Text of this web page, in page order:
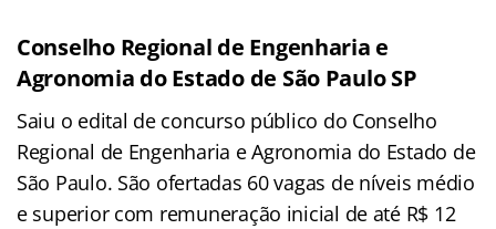
Conselho Regional de Engenharia e
Agronomia do Estado de São Paulo SP
Saiu o edital de concurso público do Conselho
Regional de Engenharia e Agronomia do Estado de
São Paulo. São ofertadas 60 vagas de níveis médio
e superior com remuneração inicial de até R$ 12